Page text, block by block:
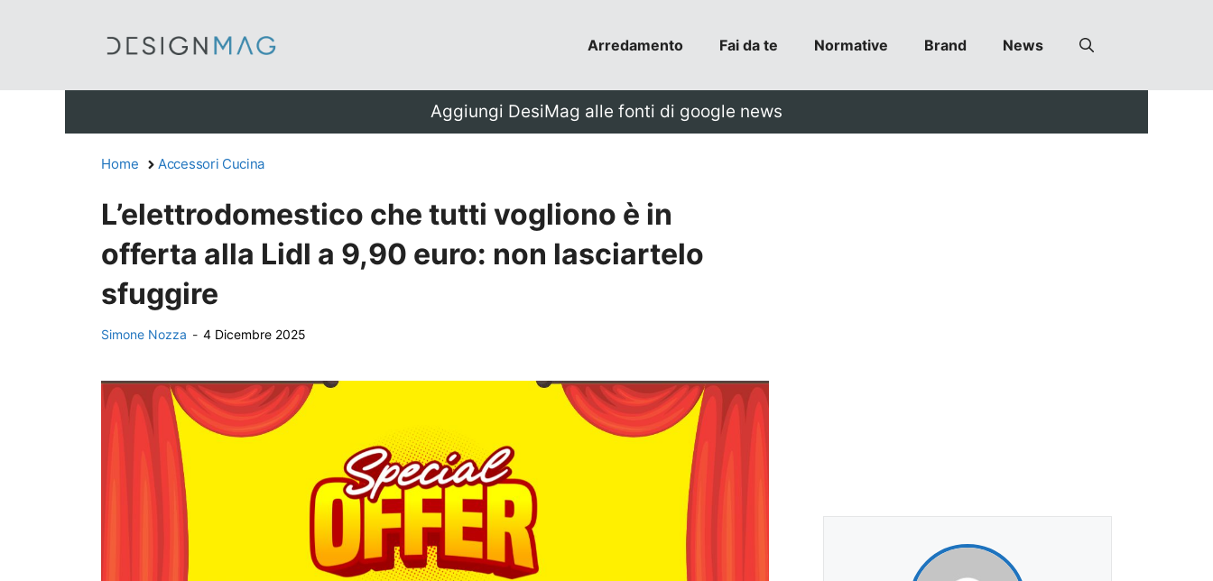
Arredamento Fai da te Normative Brand News
Aggiungi DesiMag alle fonti di google news
Home Accessori Cucina
L’elettrodomestico che tutti vogliono è in
offerta alla Lidl a 9,90 euro: non lasciartelo
sfuggire
Simone Nozza - 4 Dicembre 2025